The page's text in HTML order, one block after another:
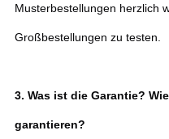
Musterbestellungen herzlich
Großbestellungen zu testen.
3. Was ist die Garantie?
garantieren?